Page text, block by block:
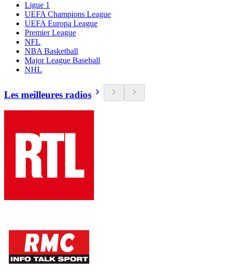
Ligue 1
UEFA Champions League
UEFA Europa League
Premier League
NFL
NBA Basketball
Major League Baseball
NHL
Les meilleures radios